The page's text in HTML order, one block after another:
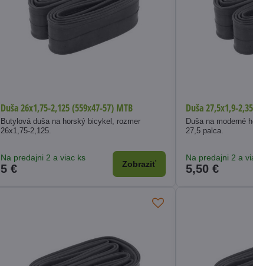
Duša 26x1,75-2,125 (559x47-57) MTB
Butylová duša na horský bicykel, rozmer
26x1,75-2,125.
Na predajni 2 a viac ks
5 € Zobraziť
Duša 27,5x1,9-2,35
Duša na moderné
27,5 palca.
Na predajni 2 a
5,50 €